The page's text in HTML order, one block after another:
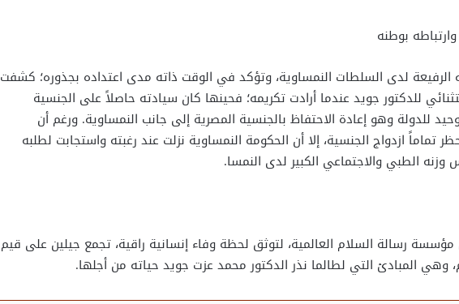
بوطنه
الرفيعة لدى السلطات النمساوية، وتؤكد في الوقت ذاته مدى اعتداده بجذوره؛ كشفت
للدكتور جويد عندما أرادت تكريمه؛ فحينها كان سيادته حاصلاً على الجنسية
للدولة وهو إعادة الاحتفاظ بالجنسية المصرية إلى جانب النمساوية. ورغم أن
تماماً ازدواج الجنسية، إلا أن الحكومة النمساوية نزلت عند رغبته واستجابت لطلبه
الطبي والاجتماعي الكبير لدى النمسا.
رسالة السلام العالمية، لتوثق لحظة وفاء إنسانية راقية، تجمع جيلين على قيم
وهي المبادئ التي لطالما نذر الدكتور محمد عزت جويد حياته من أجلها.